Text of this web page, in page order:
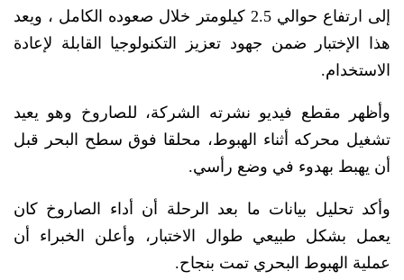
إلى ارتفاع حوالي 2.5 كيلومتر خلال صعوده الكامل ، ويعد
هذا الإختبار ضمن جهود تعزيز التكنولوجيا القابلة لإعادة
الاستخدام.
وأظهر مقطع فيديو نشرته الشركة، للصاروخ وهو يعيد
تشغيل محركه أثناء الهبوط، محلقا فوق سطح البحر قبل
أن يهبط بهدوء في وضع رأسي.
وأكد تحليل بيانات ما بعد الرحلة أن أداء الصاروخ كان
يعمل بشكل طبيعي طوال الاختبار، وأعلن الخبراء أن
عملية الهبوط البحري تمت بنجاح.